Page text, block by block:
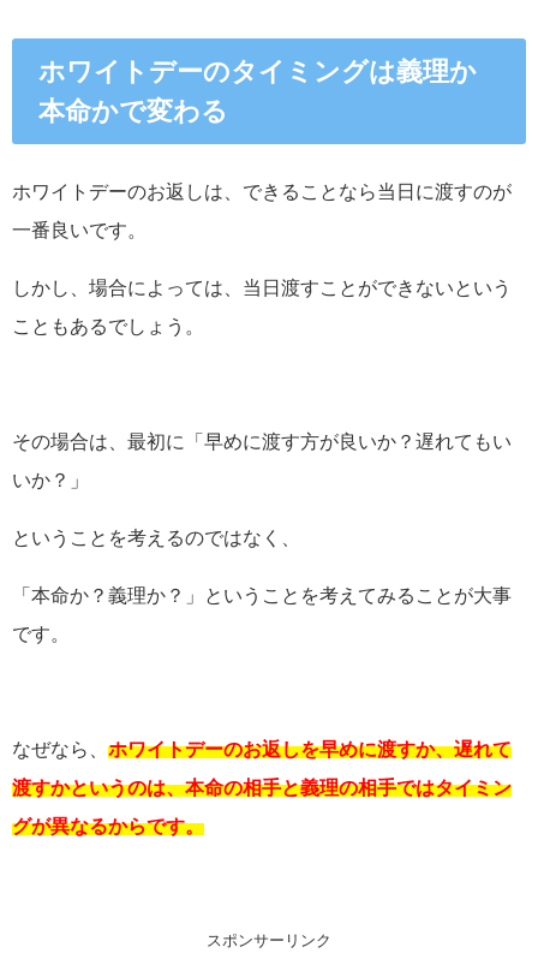
ホワイトデーのタイミングは義理か
本命かで変わる
ホワイトデーのお返しは、できることなら当日に渡すのが
一番良いです。
しかし、場合によっては、当日渡すことができないという
こともあるでしょう。
その場合は、最初に「早めに渡す方が良いか？遅れてもい
いか？」
ということを考えるのではなく、
「本命か？義理か？」ということを考えてみることが大事
です。
なぜなら、 ホワイトデーのお返しを早めに渡すか、遅れて
渡すかというのは、本命の相手と義理の相手ではタイミン
グが異なるからです。
スポンサーリンク